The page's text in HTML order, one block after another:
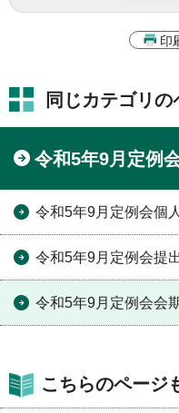
印
同じカテゴリ
令和5年9月定例
令和5年9月定例会個
令和5年9月定例会提
令和5年9月定例会会
こちらのページ